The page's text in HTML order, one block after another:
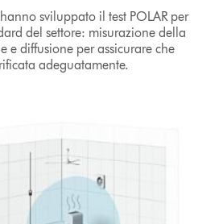
sviluppato il test POLAR per
del settore: misurazione della
e diffusione per assicurare che
adeguatamente.